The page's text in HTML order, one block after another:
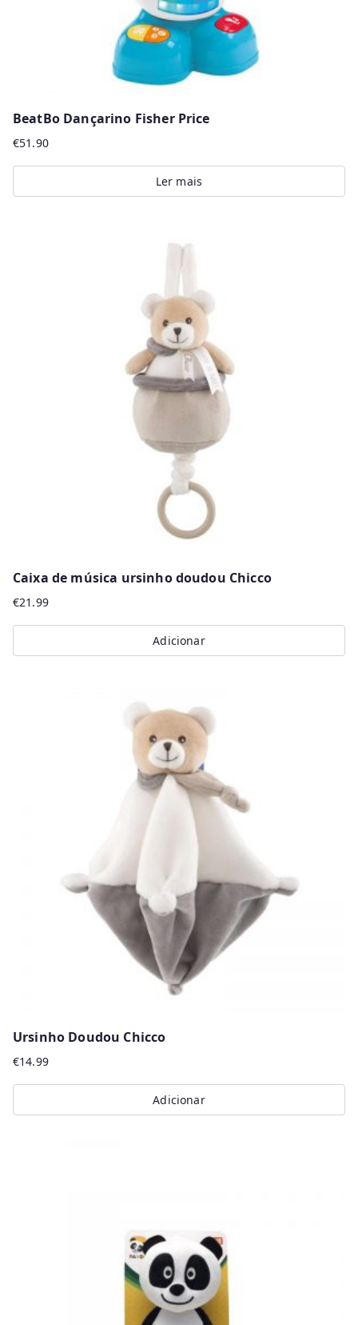
BeatBo Dançarino Fisher Price
€51.90
Ler mais
Caixa de música ursinho doudou Chicco
€21.99
Adicionar
Ursinho Doudou Chicco
€14.99
Adicionar